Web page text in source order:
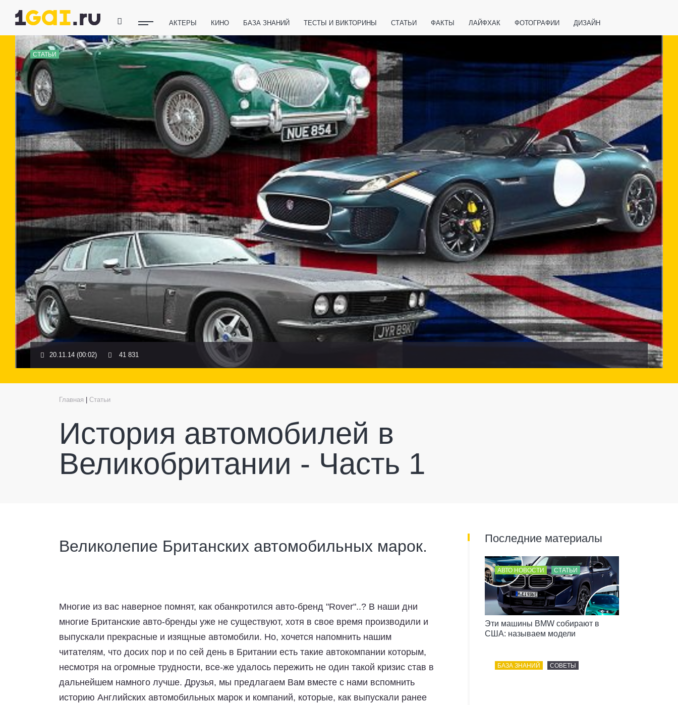
АКТЕРЫ КИНО БАЗА ЗНАНИЙ ТЕСТЫ И ВИКТОРИНЫ СТАТЬИ ФАКТЫ ЛАЙФХАК ФОТОГРАФИИ ДИЗАЙН
ПОЛЕЗНЫЕ СОВЕТЫ ЖИВОТНЫЕ ПОЛЕЗНО ЗНАТЬ
ФИТНЕС ТЕХНОЛОГИИ
СТАТЬИ
20.11.14 (00:02) 41 831
Главная Статьи
История автомобилей в
Великобритании - Часть 1
Великолепие Британских автомобильных марок.
Многие из вас наверное помнят, как обанкротился авто-бренд "Rover"..? В наши дни
многие Британские авто-бренды уже не существуют, хотя в свое время производили и
выпускали прекрасные и изящные автомобили. Но, хочется напомнить нашим
читателям, что досих пор и по сей день в Британии есть такие автокомпании которым,
несмотря на огромные трудности, все-же удалось пережить не один такой кризис став в
дальнейшем намного лучше. Друзья, мы предлагаем Вам вместе с нами вспомнить
историю Английских автомобильных марок и компаний, которые, как выпускали ранее
Последние материалы
АВТО НОВОСТИ СТАТЬИ
Эти машины BMW собирают в
США: называем модели
БАЗА ЗНАНИЙ СОВЕТЫ